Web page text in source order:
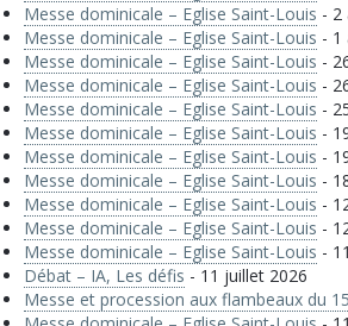
Messe dominicale – Eglise Saint-Louis - 2
Messe dominicale – Eglise Saint-Louis - 1
Messe dominicale – Eglise Saint-Louis -
Messe dominicale – Eglise Saint-Louis -
Messe dominicale – Eglise Saint-Louis -
Messe dominicale – Eglise Saint-Louis -
Messe dominicale – Eglise Saint-Louis -
Messe dominicale – Eglise Saint-Louis -
Messe dominicale – Eglise Saint-Louis -
Messe dominicale – Eglise Saint-Louis -
Messe dominicale – Eglise Saint-Louis -
Débat – IA, Les défis - 11 juillet 2026
Messe et procession aux flambeaux du